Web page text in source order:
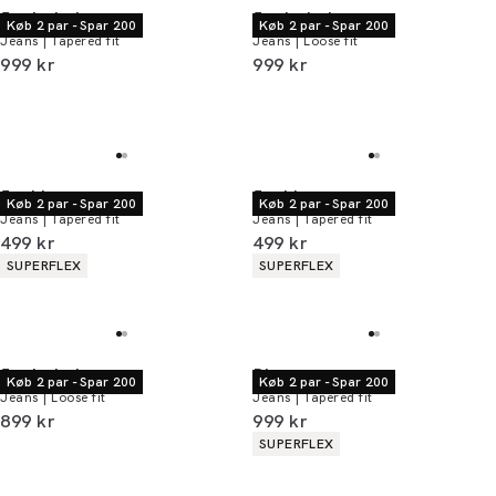
Køb 2 par - Spar 200
Junk de Luxe
Jeans | Tapered fit
I alt (inkl. rabat)
999 kr
Køb 2 par - Spar 200
Junk de Luxe
Jeans | Loose fit
I alt (inkl. rabat)
999 kr
Køb 2 par - Spar 200
Jack's
Jeans | Tapered fit
I alt (inkl. rabat)
499 kr
Produkt egenskaber
SUPERFLEX
Køb 2 par - Spar 200
Jack's
Jeans | Tapered fit
I alt (inkl. rabat)
499 kr
Produkt egenskaber
SUPERFLEX
Køb 2 par - Spar 200
Junk de Luxe
Jeans | Loose fit
I alt (inkl. rabat)
899 kr
Køb 2 par - Spar 200
Bison
Jeans | Tapered fit
I alt (inkl. rabat)
999 kr
Produkt egenskaber
SUPERFLEX